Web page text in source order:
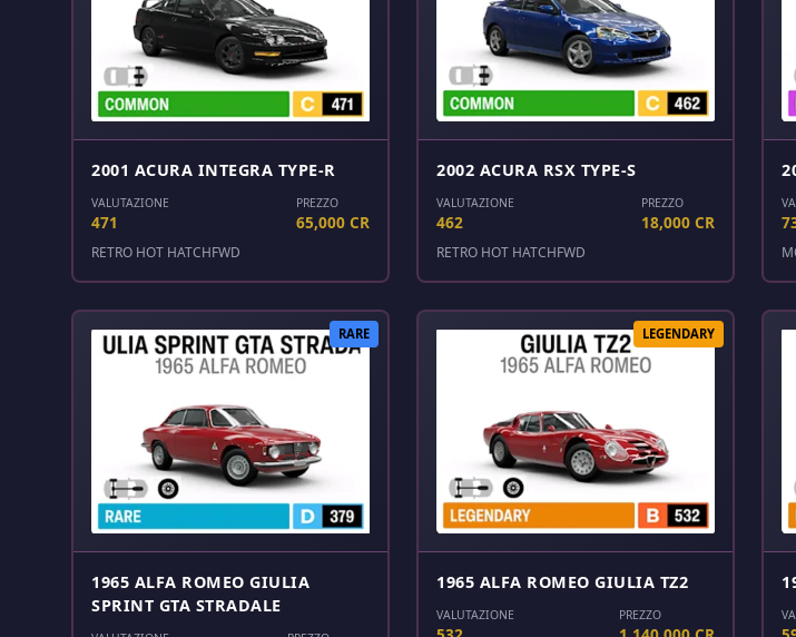
2001 ACURA INTEGRA TYPE-R
VALUTAZIONE
471
PREZZO
65,000 CR
RETRO HOT HATCHFWD
2002 ACURA RSX TYPE-S
VALUTAZIONE
462
PREZZO
18,000 CR
RETRO HOT HATCHFWD
RARE
1965 ALFA ROMEO GIULIA
SPRINT GTA STRADALE
LEGENDARY
1965 ALFA ROMEO GIULIA TZ2
VALUTAZIONE PREZZO